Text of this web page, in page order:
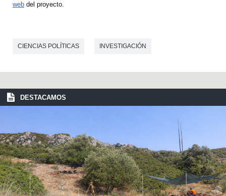
web del proyecto.
CIENCIAS POLÍTICAS INVESTIGACIÓN
DESTACAMOS